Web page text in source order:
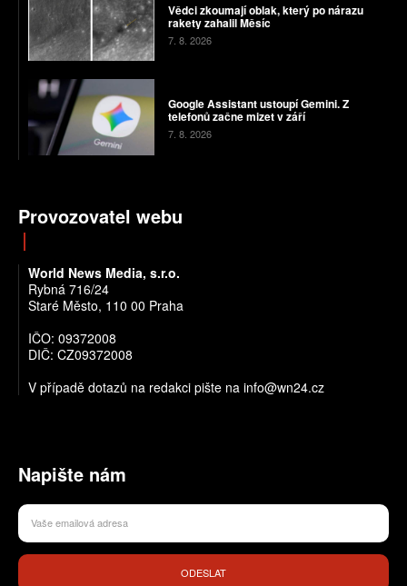
Vědci zkoumají oblak, který po nárazu
rakety zahalil Měsíc
7. 8. 2026
Google Assistant ustoupí Gemini. Z
telefonů začne mizet v září
7. 8. 2026
Provozovatel webu
World News Media, s.r.o.
Rybná 716/24
Staré Město, 110 00 Praha
IČO: 09372008
DIČ: CZ09372008
V případě dotazů na redakci pište na info@wn24.cz
Napište nám
ODESLAT